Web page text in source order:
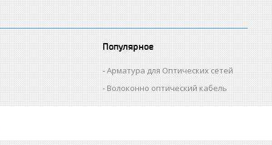
Популярное
Арматура для Оптических сетей
Волоконно оптический кабель